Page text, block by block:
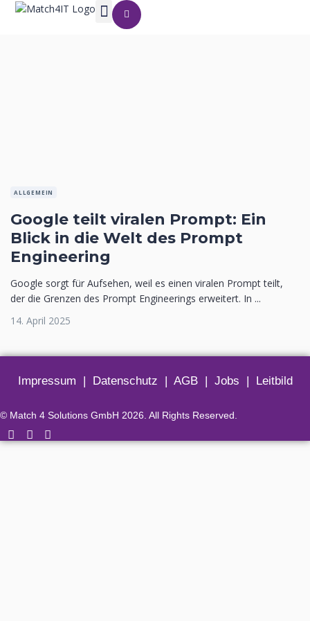
ALLGEMEIN
Google teilt viralen Prompt: Ein
Blick in die Welt des Prompt
Engineering
Google sorgt für Aufsehen, weil es einen viralen Prompt teilt,
der die Grenzen des Prompt Engineerings erweitert. In ...
14. April 2025
Impressum | Datenschutz | AGB| Jobs | Leitbild
© Match 4 Solutions GmbH 2026. All Rights Reserved.